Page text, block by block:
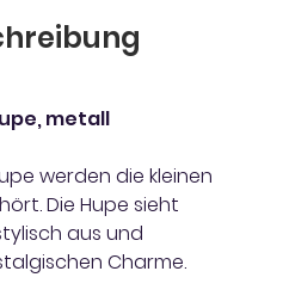
metall
werden die kleinen
Die Hupe sieht
aus und
Charme.